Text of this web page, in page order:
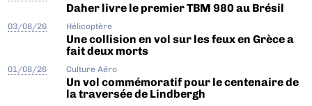
Daher livre le premier TBM 980 au Brésil
03/08/26 Hélicoptère
Une collision en vol sur les feux en Grèce a
fait deux morts
01/08/26 Culture Aéro
Un vol commémoratif pour le centenaire de
la traversée de Lindbergh